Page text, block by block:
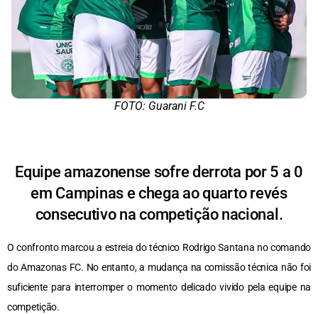
FOTO: Guarani F.C
Equipe amazonense sofre derrota por 5 a 0
em Campinas e chega ao quarto revés
consecutivo na competição nacional.
O confronto marcou a estreia do técnico Rodrigo Santana no comando
do Amazonas FC. No entanto, a mudança na comissão técnica não foi
suficiente para interromper o momento delicado vivido pela equipe na
competição.